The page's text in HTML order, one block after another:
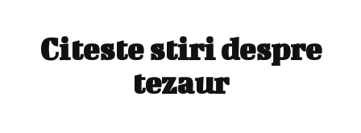
Citeste stiri despre
tezaur